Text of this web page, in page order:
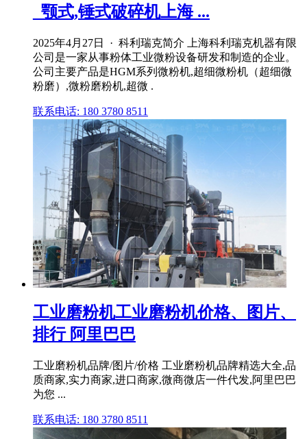
_颚式,锤式破碎机上海 ...
2025年4月27日 · 科利瑞克简介 上海科利瑞克机器有限
公司是一家从事粉体工业微粉设备研发和制造的企业。
公司主要产品是HGM系列微粉机,超细微粉机（超细微
粉磨）,微粉磨粉机,超微 .
联系电话: 180 3780 8511
工业磨粉机工业磨粉机价格、图片、
排行 阿里巴巴
工业磨粉机品牌/图片/价格 工业磨粉机品牌精选大全,品
质商家,实力商家,进口商家,微商微店一件代发,阿里巴巴
为您 ...
联系电话: 180 3780 8511